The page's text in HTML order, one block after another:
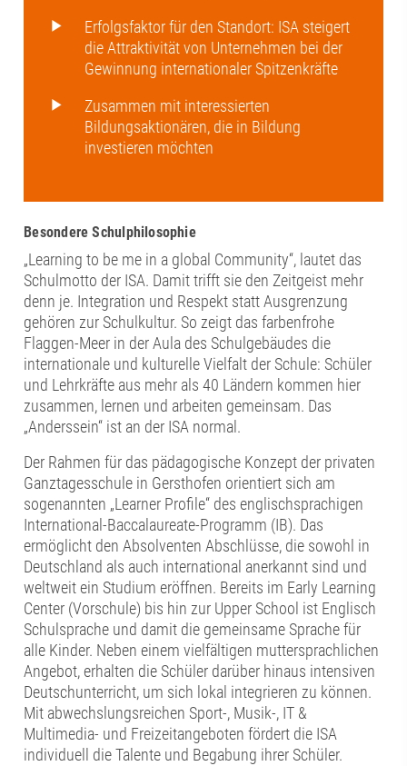
Erfolgsfaktor für den Standort: ISA steigert
die Attraktivität von Unternehmen bei der
Gewinnung internationaler Spitzenkräfte
Zusammen mit interessierten
Bildungsaktionären, die in Bildung
investieren möchten
Besondere Schulphilosophie
„Learning to be me in a global Community“, lautet das
Schulmotto der ISA. Damit trifft sie den Zeitgeist mehr
denn je. Integration und Respekt statt Ausgrenzung
gehören zur Schulkultur. So zeigt das farbenfrohe
Flaggen-Meer in der Aula des Schulgebäudes die
internationale und kulturelle Vielfalt der Schule: Schüler
und Lehrkräfte aus mehr als 40 Ländern kommen hier
zusammen, lernen und arbeiten gemeinsam. Das
„Anderssein“ ist an der ISA normal.
Der Rahmen für das pädagogische Konzept der privaten
Ganztagesschule in Gersthofen orientiert sich am
sogenannten „Learner Profile“ des englischsprachigen
International-Baccalaureate-Programm (IB). Das
ermöglicht den Absolventen Abschlüsse, die sowohl in
Deutschland als auch international anerkannt sind und
weltweit ein Studium eröffnen. Bereits im Early Learning
Center (Vorschule) bis hin zur Upper School ist Englisch
Schulsprache und damit die gemeinsame Sprache für
alle Kinder. Neben einem vielfältigen muttersprachlichen
Angebot, erhalten die Schüler darüber hinaus intensiven
Deutschunterricht, um sich lokal integrieren zu können.
Mit abwechslungsreichen Sport-, Musik-, IT &
Multimedia- und Freizeitangeboten fördert die ISA
individuell die Talente und Begabung ihrer Schüler.